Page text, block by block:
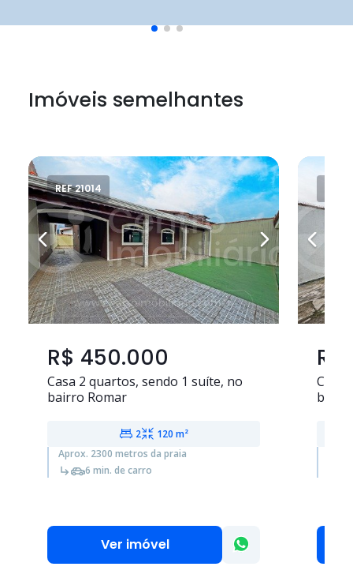
Imóveis semelhantes
REF 21014
R$ 450.000
Casa 2 quartos, sendo 1 suíte, no
bairro Romar
2
120 m²
Aprox. 2300 metros da praia
6 min. de carro
Ver imóvel
Casa